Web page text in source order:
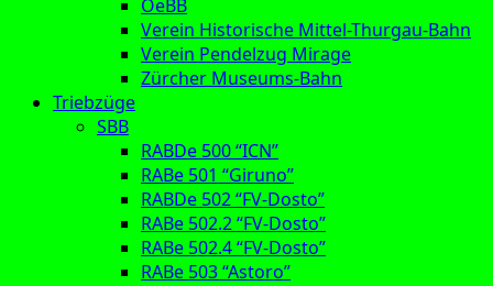
OeBB
Verein Historische Mittel-Thurgau-Bahn
Verein Pendelzug Mirage
Zürcher Museums-Bahn
Triebzüge
SBB
RABDe 500 “ICN”
RABe 501 “Giruno”
RABDe 502 “FV-Dosto”
RABe 502.2 “FV-Dosto”
RABe 502.4 “FV-Dosto”
RABe 503 “Astoro”